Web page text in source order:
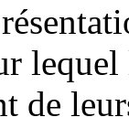
lequel
de